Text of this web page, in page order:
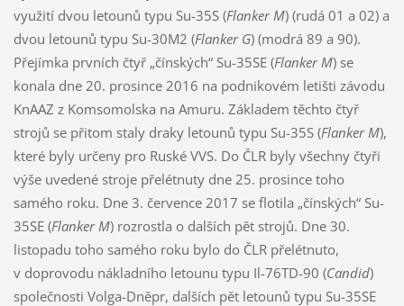
využití dvou letounů typu Su-35S (Flanker M) (rudá 01 a 02) a
dvou letounů typu Su-30M2 (Flanker G) (modrá 89 a 90).
Přejímka prvních čtyř „čínských“ Su-35SE (Flanker M) se
konala dne 20. prosince 2016 na podnikovém letišti závodu
KnAAZ z Komsomolska na Amuru. Základem těchto čtyř
strojů se přitom staly draky letounů typu Su-35S (Flanker M),
které byly určeny pro Ruské VVS. Do ČLR byly všechny čtyři
výše uvedené stroje přelétnuty dne 25. prosince toho
samého roku. Dne 3. července 2017 se flotila „čínských“ Su-
35SE (Flanker M) rozrostla o dalších pět strojů. Dne 30.
listopadu toho samého roku bylo do ČLR přelétnuto,
v doprovodu nákladního letounu typu Il-76TD-90 (Candid)
společnosti Volga-Dněpr, dalších pět letounů typu Su-35SE